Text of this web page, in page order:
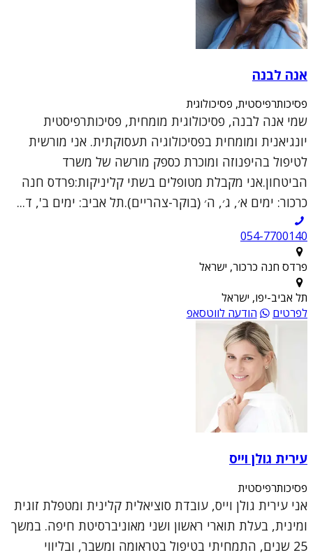
אנה לבנה
פסיכותרפיסטית, פסיכולוגית
שמי אנה לבנה, פסיכולוגית מומחית, פסיכותרפיסטית
יונגיאנית ומומחית בפסיכולוגיה תעסוקתית. אני מורשית
לטיפול בהיפנוזה ומוכרת כספק מורשה של משרד
הביטחון.אני מקבלת מטופלים בשתי קליניקות:פרדס חנה
כרכור: ימים א׳, ג׳, ה׳ (בוקר-צהריים).תל אביב: ימים ב', ד...
054-7700140
פרדס חנה כרכור, ישראל
תל אביב-יפו, ישראל
לפרטים
הודעה לווטסאפ
עירית גולן וייס
פסיכותרפיסטית
אני עירית גולן וייס, עובדת סוציאלית קלינית ומטפלת זוגית
ומינית, בעלת תוארי ראשון ושני מאוניברסיטת חיפה. במשך
25 שנים, התמחיתי בטיפול בטראומה ומשבר, ובליווי